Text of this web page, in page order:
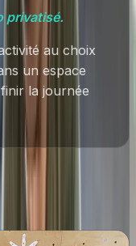
privatisé.
au choix
un espace
la journée